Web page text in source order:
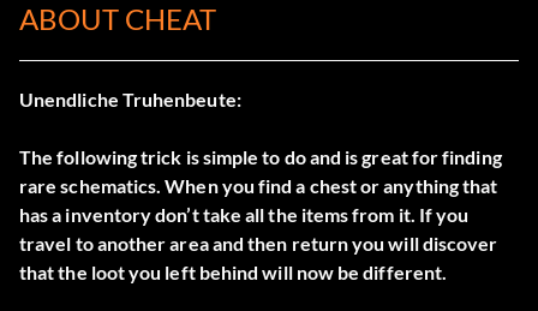
ABOUT CHEAT
Unendliche Truhenbeute:
The following trick is simple to do and is great for finding
rare schematics. When you find a chest or anything that
has a inventory don’t take all the items from it. If you
travel to another area and then return you will discover
that the loot you left behind will now be different.